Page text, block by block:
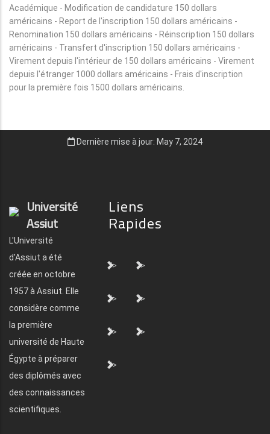
Académique - Modification de candidature 150 dollars
américains - Report de l'inscription 150 dollars américains -
Renomination 150 dollars américains - Réinscription 150 dollars
américains - Transfert d'inscription 150 dollars américains -
Virement depuis l'intérieur de 150 dollars américains - Virement
depuis l'étranger 1000 dollars américains - Frais d'inscription
pour la première fois 1500 dollars américains.
Dernière mise à jour: May 7, 2024
Université
Assiut
L'Université
d'Assiut a été
créée en octobre
1957 à Assiut. Elle
considère comme
la première
université de Haute
Égypte à préparer
des diplômés avec
des connaissances
scientifiques.
Liens
Rapides
"> ">
"> ">
"> ">
">